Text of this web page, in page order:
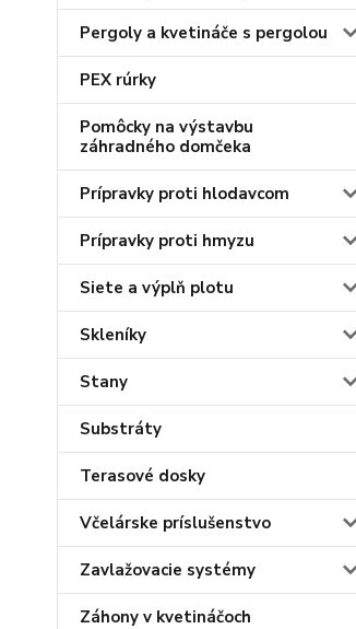
Pergoly a kvetináče s pergolou
PEX rúrky
Pomôcky na výstavbu
záhradného domčeka
Prípravky proti hlodavcom
Prípravky proti hmyzu
Siete a výplň plotu
Skleníky
Stany
Substráty
Terasové dosky
Včelárske príslušenstvo
Zavlažovacie systémy
Záhony v kvetináčoch